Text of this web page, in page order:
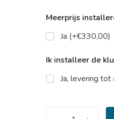
Meerprijs
Ja (+€330,00)
Ik installeer de
Ja, levering